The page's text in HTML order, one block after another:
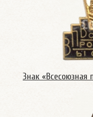
Знак «Всесоюзная